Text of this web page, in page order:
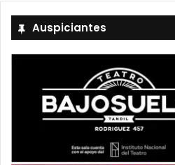
Auspiciantes